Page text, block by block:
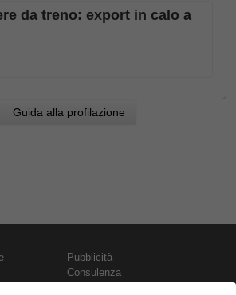
da treno: export in calo a
Guida alla profilazione
Pubblicità
Consulenza